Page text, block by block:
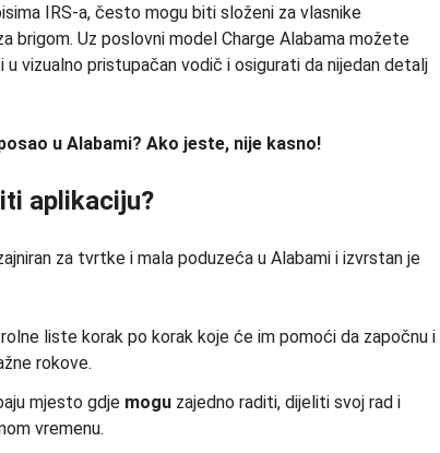
IRS-a, često mogu biti složeni za vlasnike
brigom. Uz poslovni model Charge Alabama možete
vizualno pristupačan vodič i osigurati da nijedan detalj
u Alabami? Ako jeste, nije kasno!
aplikaciju?
za tvrtke i mala poduzeća u Alabami i izvrstan je
liste korak po korak koje će im pomoći da započnu i
rokove.
mjesto gdje mogu zajedno raditi, dijeliti svoj rad i
vremenu.